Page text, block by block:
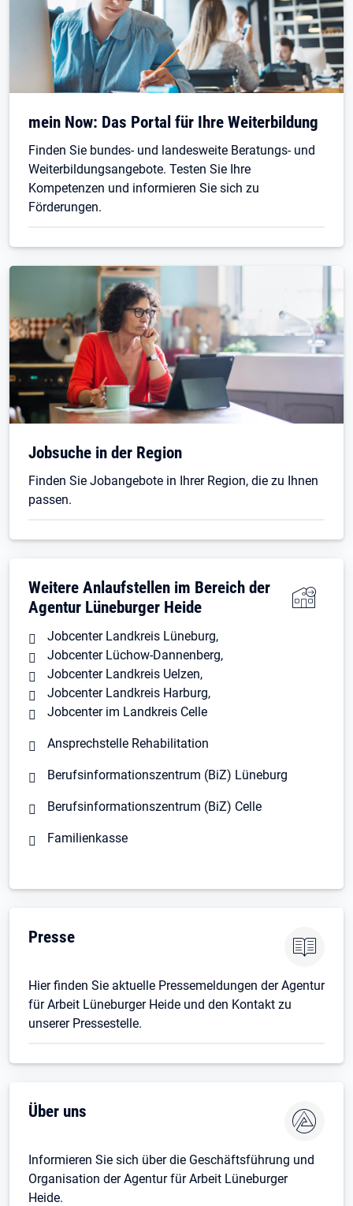
Öffnet in neuem Tab
mein Now: Das Portal für Ihre Weiterbildung
Finden Sie bundes- und landesweite Beratungs- und
Weiterbildungsangebote. Testen Sie Ihre
Kompetenzen und informieren Sie sich zu
Förderungen.
Öffnet in neuem Tab
Jobsuche in der Region
Finden Sie Jobangebote in Ihrer Region, die zu Ihnen
passen.
Weitere Anlaufstellen im Bereich der
Agentur Lüneburger Heide
Jobcenter Landkreis Lüneburg,
Jobcenter Lüchow-Dannenberg,
Jobcenter Landkreis Uelzen,
Jobcenter Landkreis Harburg,
Jobcenter im Landkreis Celle
Ansprechstelle Rehabilitation
Berufsinformationszentrum (BiZ) Lüneburg
Berufsinformationszentrum (BiZ) Celle
Familienkasse
Presse
Hier finden Sie aktuelle Pressemeldungen der Agentur
für Arbeit Lüneburger Heide und den Kontakt zu
unserer Pressestelle.
Über uns
Informieren Sie sich über die Geschäftsführung und
Organisation der Agentur für Arbeit Lüneburger
Heide.